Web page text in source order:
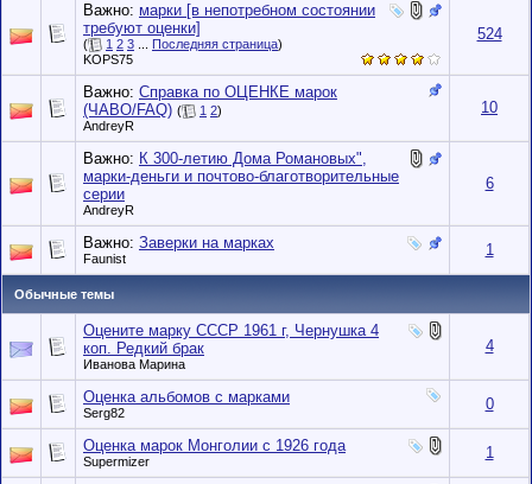
Важно: марки [в непотребном состоянии
требуют оценки]
( 1 2 3 Последняя страница)
KOPS75
524
Важно: Справка по ОЦЕНКЕ марок
(ЧАВО/FAQ) ( 1 2)
AndreyR
10
Важно: К 300-летию Дома Романовых",
марки-деньги и почтово-благотворительные
серии
AndreyR
6
Важно: Заверки на марках
Faunist 1
Обычные темы
Оцените марку СССР 1961 г, Чернушка 4
коп. Редкий брак
Иванова Марина
4
Оценка альбомов с марками
Serg82 0
Оценка марок Монголии с 1926 года
Supermizer 1